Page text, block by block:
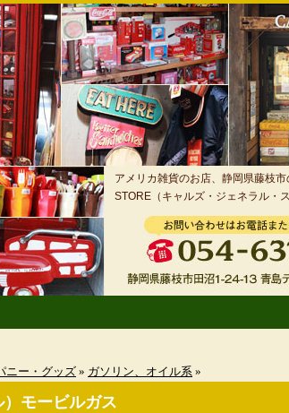
アメリカ雑貨のお店、静岡県藤枝市
STORE（キャルズ・ジェネラル・ス
ニー・グッズ » ガソリン、オイル系 »
モービルガス